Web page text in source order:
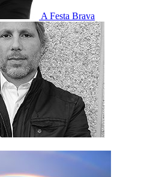
A Festa Brava